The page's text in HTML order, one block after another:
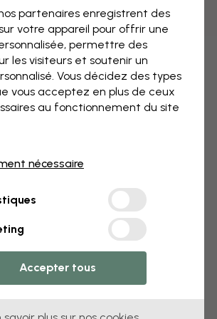
papier peint
peut modifier n’importe
rendre unique.
ou les couleurs
partenaires enregistrent des
votre appareil pour offrir une
permettre des
les visiteurs et soutenir un
Vous décidez des types
vous acceptez en plus de ceux
au fonctionnement du site
nécessaire
Accepter tous